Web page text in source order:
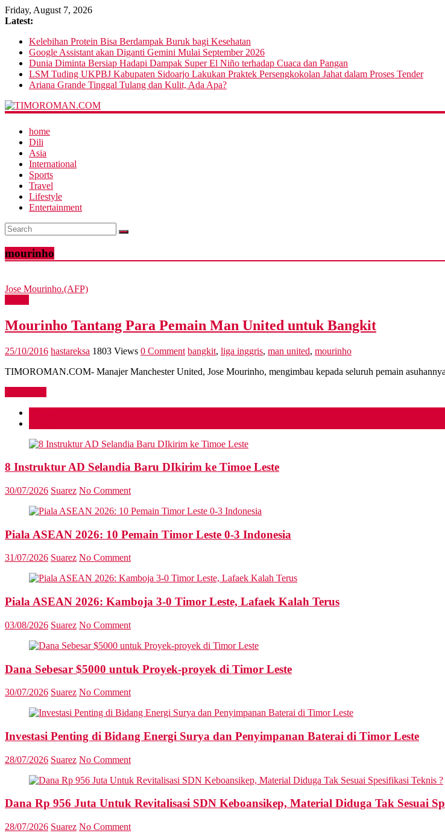
Friday, August 7, 2026
Latest:
Kelebihan Protein Bisa Berdampak Buruk bagi Kesehatan
Google Assistant akan Diganti Gemini Mulai September 2026
Dunia Diminta Bersiap Hadapi Dampak Super El Niño terhadap Cuaca dan Pangan
LSM Tuding UKPBJ Kabupaten Sidoarjo Lakukan Praktek Persengkokolan Jahat dalam Proses Tender
Ariana Grande Tinggal Tulang dan Kulit, Ada Apa?
home
Dili
Asia
International
Sports
Travel
Lifestyle
Entertainment
mourinho
Jose Mourinho.(AFP)
Mourinho Tantang Para Pemain Man United untuk Bangkit
25/10/2016 hastareksa 1803 Views 0 Comment bangkit, liga inggris, man united, mourinho
TIMOROMAN.COM- Manajer Manchester United, Jose Mourinho, mengimbau kepada seluruh pemain
8 Instruktur AD Selandia Baru DIkirim ke Timoe Leste
30/07/2026 Suarez No Comment
Piala ASEAN 2026: 10 Pemain Timor Leste 0-3 Indonesia
31/07/2026 Suarez No Comment
Piala ASEAN 2026: Kamboja 3-0 Timor Leste, Lafaek Kalah Terus
03/08/2026 Suarez No Comment
Dana Sebesar $5000 untuk Proyek-proyek di Timor Leste
30/07/2026 Suarez No Comment
Investasi Penting di Bidang Energi Surya dan Penyimpanan Baterai di Timor Leste
28/07/2026 Suarez No Comment
Dana Rp 956 Juta Untuk Revitalisasi SDN Keboansikep, Material Diduga Tak Sesuai
28/07/2026 Suarez No Comment